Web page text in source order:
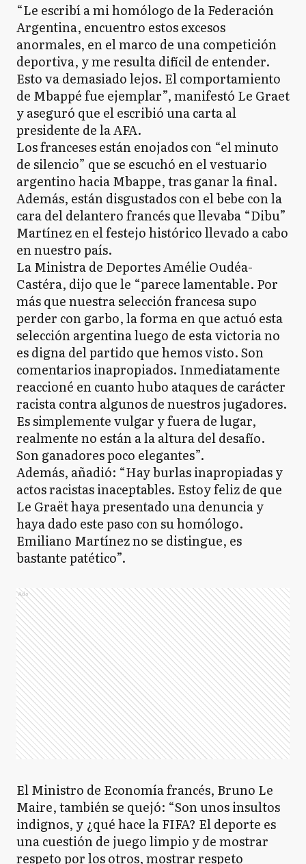
“Le escribí a mi homólogo de la Federación
Argentina, encuentro estos excesos
anormales, en el marco de una competición
deportiva, y me resulta difícil de entender.
Esto va demasiado lejos. El comportamiento
de Mbappé fue ejemplar”, manifestó Le Graet
y aseguró que el escribió una carta al
presidente de la AFA.
Los franceses están enojados con “el minuto
de silencio” que se escuchó en el vestuario
argentino hacia Mbappe, tras ganar la final.
Además, están disgustados con el bebe con la
cara del delantero francés que llevaba “Dibu”
Martínez en el festejo histórico llevado a cabo
en nuestro país.
La Ministra de Deportes Amélie Oudéa-
Castéra, dijo que le “parece lamentable. Por
más que nuestra selección francesa supo
perder con garbo, la forma en que actuó esta
selección argentina luego de esta victoria no
es digna del partido que hemos visto. Son
comentarios inapropiados. Inmediatamente
reaccioné en cuanto hubo ataques de carácter
racista contra algunos de nuestros jugadores.
Es simplemente vulgar y fuera de lugar,
realmente no están a la altura del desafío.
Son ganadores poco elegantes”.
Además, añadió: “Hay burlas inapropiadas y
actos racistas inaceptables. Estoy feliz de que
Le Graët haya presentado una denuncia y
haya dado este paso con su homólogo.
Emiliano Martínez no se distingue, es
bastante patético”.
Ads
El Ministro de Economía francés, Bruno Le
Maire, también se quejó: “Son unos insultos
indignos, y ¿qué hace la FIFA? El deporte es
una cuestión de juego limpio y de mostrar
respeto por los otros, mostrar respeto